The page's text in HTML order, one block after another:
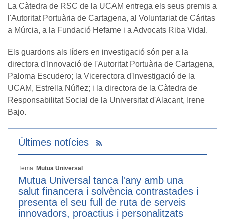
La Càtedra de RSC de la UCAM entrega els seus premis a
l'Autoritat Portuària de Cartagena, al Voluntariat de Cáritas
a Múrcia, a la Fundació Hefame i a Advocats Riba Vidal.
Els guardons als líders en investigació són per a la
directora d'Innovació de l'Autoritat Portuària de Cartagena,
Paloma Escudero; la Vicerectora d'Investigació de la
UCAM, Estrella Núñez; i la directora de la Càtedra de
Responsabilitat Social de la Universitat d'Alacant, Irene
Bajo.
Últimes notícies
Tema: Mutua Universal
Mutua Universal tanca l'any amb una
salut financera i solvència contrastades i
presenta el seu full de ruta de serveis
innovadors, proactius i personalitzats